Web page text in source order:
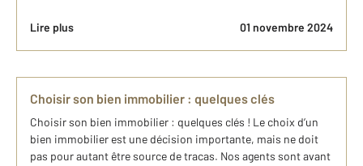
Lire plus 01 novembre 2024
Choisir son bien immobilier : quelques clés
Choisir son bien immobilier : quelques clés ! Le choix d’un
bien immobilier est une décision importante, mais ne doit
pas pour autant être source de tracas. Nos agents sont avant